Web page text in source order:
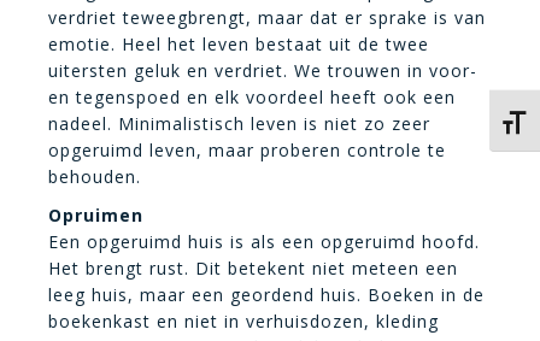
verdriet teweegbrengt, maar dat er sprake is van
emotie. Heel het leven bestaat uit de twee
uitersten geluk en verdriet. We trouwen in voor-
en tegenspoed en elk voordeel heeft ook een
nadeel. Minimalistisch leven is niet zo zeer
opgeruimd leven, maar proberen controle te
behouden.
Opruimen
Een opgeruimd huis is als een opgeruimd hoofd.
Het brengt rust. Dit betekent niet meteen een
leeg huis, maar een geordend huis. Boeken in de
boekenkast en niet in verhuisdozen, kleding